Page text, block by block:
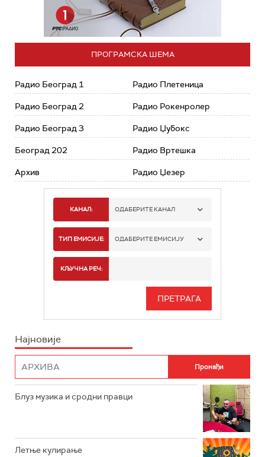
ПРОГРАМСКА ШЕМА
Радио Београд 1
Радио Београд 2
Радио Београд 3
Београд 202
Архив
Радио Плетеница
Радио Рокенролер
Радио Џубокс
Радио Вртешка
Радио Џезер
КАНАЛ: ОДАБЕРИТЕ КАНАЛ
РАДИО БЕОГРАД 1
РАДИО БЕОГРАД 3
РАДИО РОКЕНРОЛЕР
РАДИО ЏЕЗЕР
ТИП ЕМИСИЈЕ: ОДАБЕРИТЕ ЕМИСИЈУ
ИНФО
КЉУЧНА РЕЧ:
Најновије
Блуз музика и сродни правци
Летње кулирање